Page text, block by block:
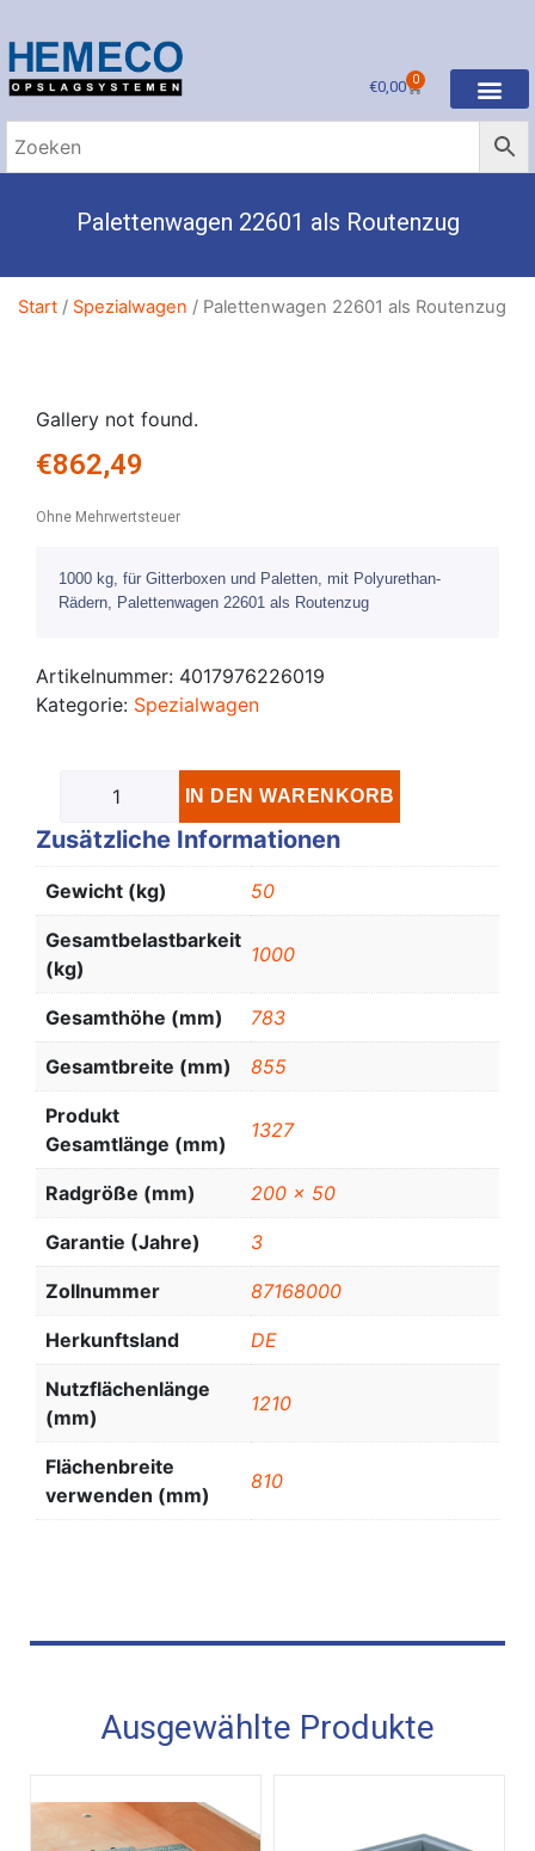
€0,00 0
Palettenwagen 22601 als Routenzug
Start / Spezialwagen / Palettenwagen 22601 als Routenzug
Gallery not found.
€862,49
Ohne Mehrwertsteuer
1000 kg, für Gitterboxen und Paletten, mit Polyurethan-
Rädern, Palettenwagen 22601 als Routenzug
Artikelnummer: 4017976226019
Kategorie: Spezialwagen
IN DEN WARENKORB
Zusätzliche Informationen
Gewicht (kg) 50
Gesamtbelastbarkeit
(kg)
1000
Gesamthöhe (mm) 783
Gesamtbreite (mm) 855
Produkt
Gesamtlänge (mm)
1327
Radgröße (mm) 200 x 50
Garantie (Jahre) 3
Zollnummer 87168000
Herkunftsland DE
Nutzflächenlänge
(mm)
1210
Flächenbreite
verwenden (mm)
810
Ausgewählte Produkte